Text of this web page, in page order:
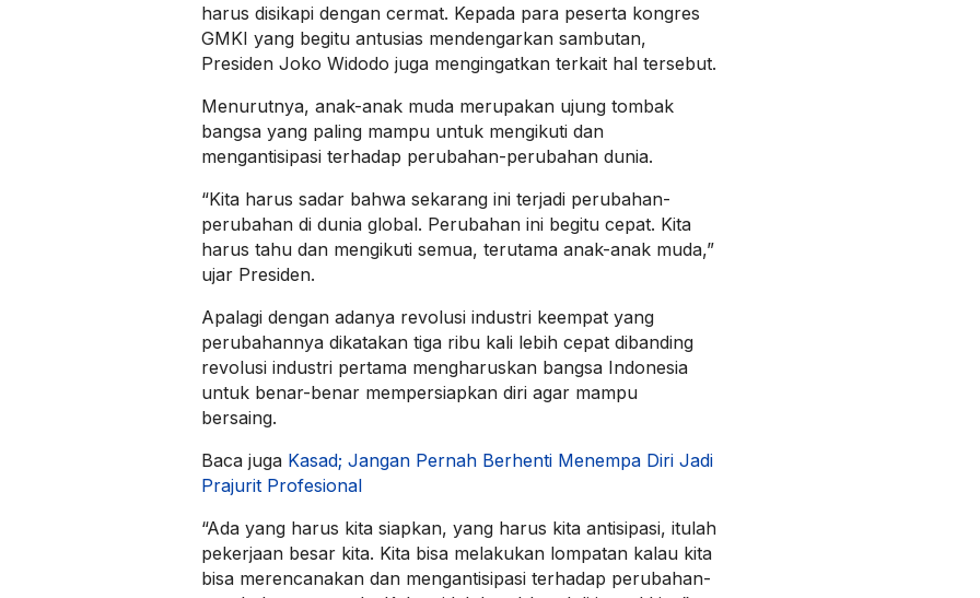
harus disikapi dengan cermat. Kepada para peserta kongres
GMKI yang begitu antusias mendengarkan sambutan,
Presiden Joko Widodo juga mengingatkan terkait hal tersebut.
Menurutnya, anak-anak muda merupakan ujung tombak
bangsa yang paling mampu untuk mengikuti dan
mengantisipasi terhadap perubahan-perubahan dunia.
“Kita harus sadar bahwa sekarang ini terjadi perubahan-
perubahan di dunia global. Perubahan ini begitu cepat. Kita
harus tahu dan mengikuti semua, terutama anak-anak muda,”
ujar Presiden.
Apalagi dengan adanya revolusi industri keempat yang
perubahannya dikatakan tiga ribu kali lebih cepat dibanding
revolusi industri pertama mengharuskan bangsa Indonesia
untuk benar-benar mempersiapkan diri agar mampu
bersaing.
Baca juga Kasad; Jangan Pernah Berhenti Menempa Diri Jadi
Prajurit Profesional
“Ada yang harus kita siapkan, yang harus kita antisipasi, itulah
pekerjaan besar kita. Kita bisa melakukan lompatan kalau kita
bisa merencanakan dan mengantisipasi terhadap perubahan-